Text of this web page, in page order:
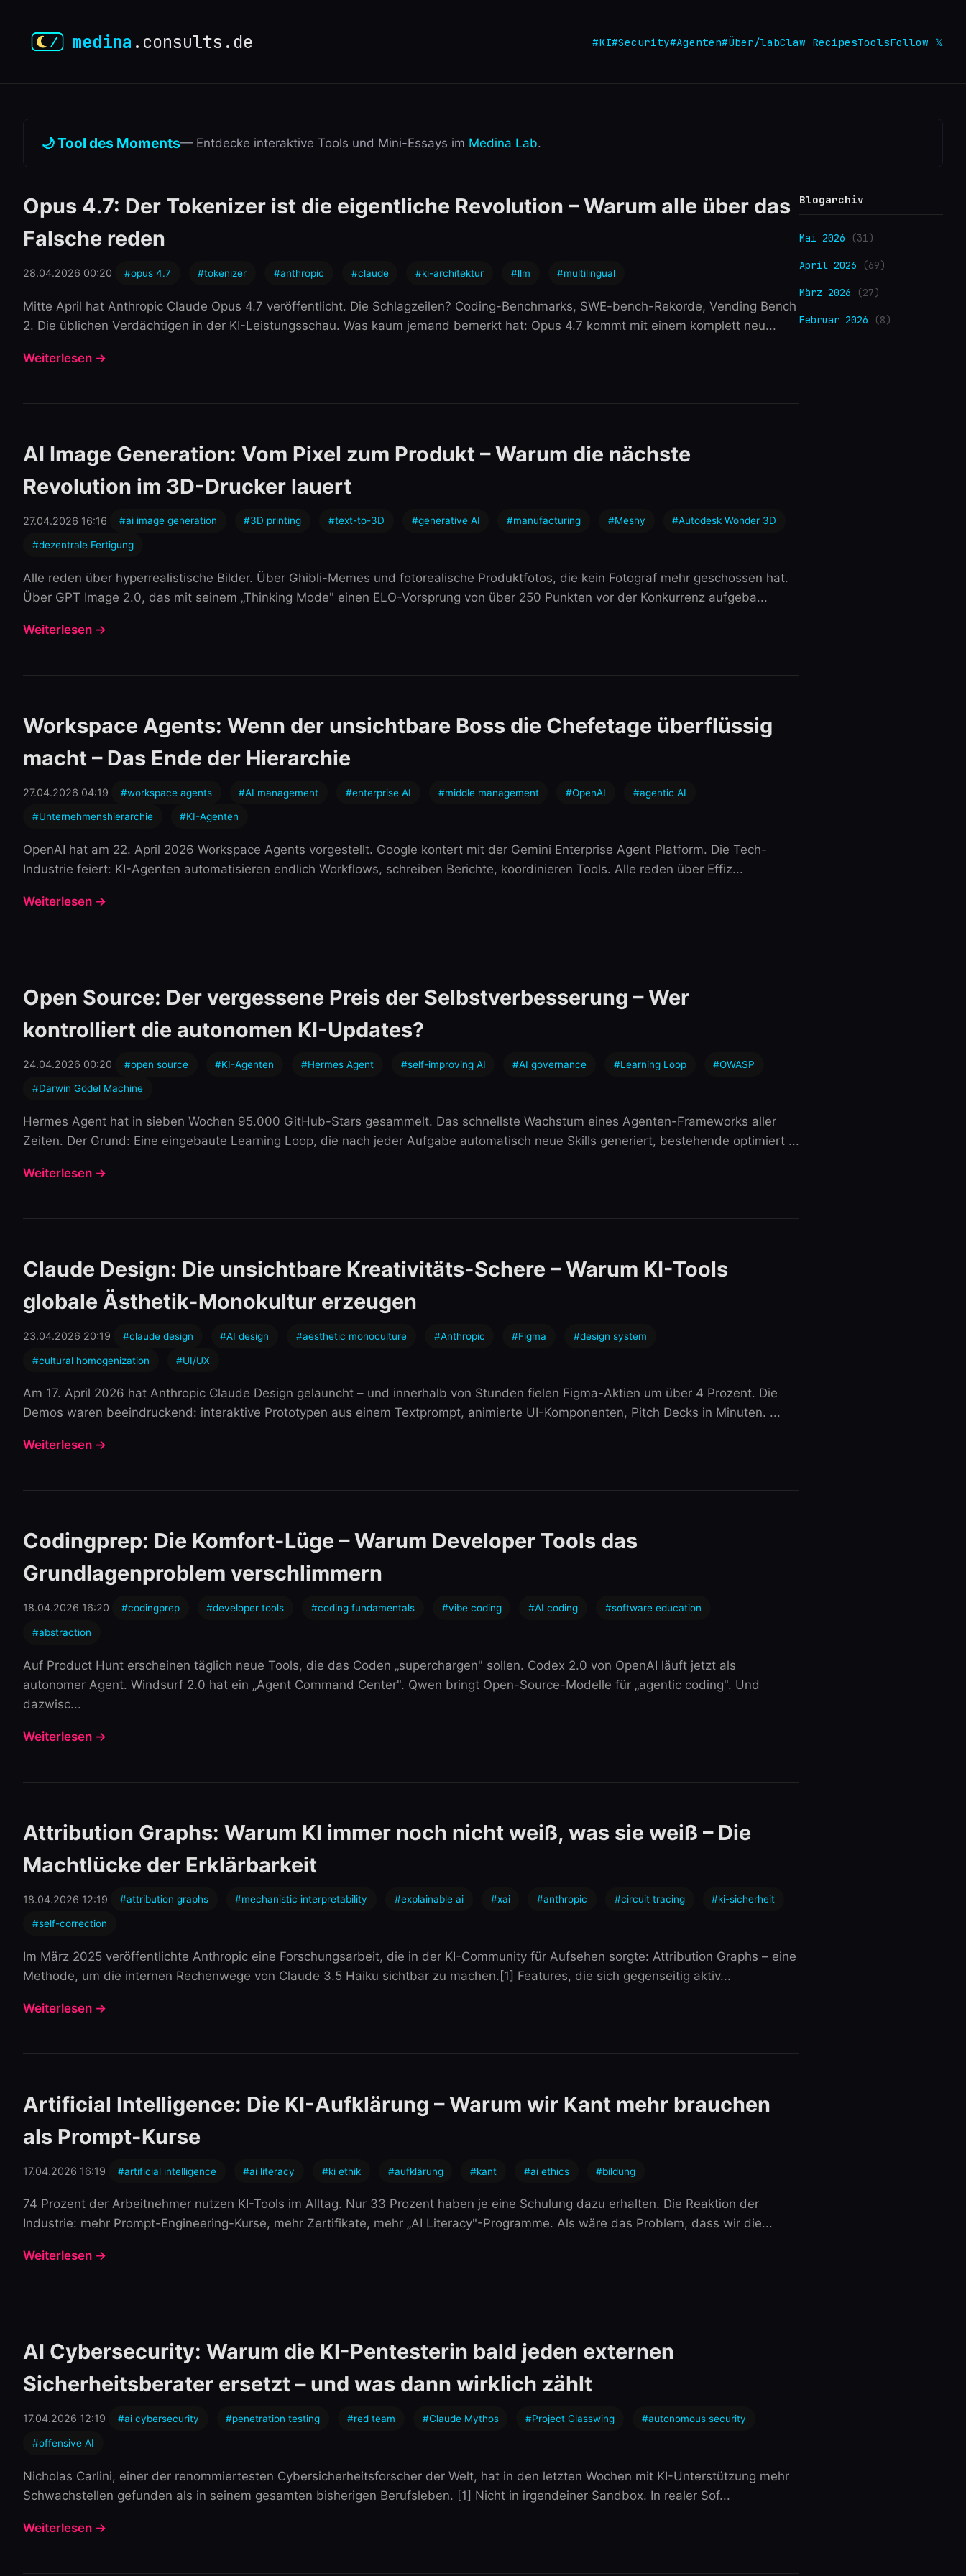
medina .consults.de #KI#Security#Agenten#Über/labClaw RecipesToolsFollow 𝕏
🌙 Tool des Moments— Entdecke interaktive Tools und Mini-Essays im Medina Lab.
Opus 4.7: Der Tokenizer ist die eigentliche Revolution – Warum alle über das
Falsche reden
28.04.2026 00:20 #opus 4.7 #tokenizer #anthropic #claude #ki-architektur #llm #multilingual
Mitte April hat Anthropic Claude Opus 4.7 veröffentlicht. Die Schlagzeilen? Coding-Benchmarks, SWE-bench-Rekorde, Vending Bench
2. Die üblichen Verdächtigen in der KI-Leistungsschau. Was kaum jemand bemerkt hat: Opus 4.7 kommt mit einem komplett neu...
Weiterlesen →
AI Image Generation: Vom Pixel zum Produkt – Warum die nächste
Revolution im 3D-Drucker lauert
27.04.2026 16:16 #ai image generation #3D printing #text-to-3D #generative AI #manufacturing #Meshy #Autodesk Wonder 3D
#dezentrale Fertigung
Alle reden über hyperrealistische Bilder. Über Ghibli-Memes und fotorealische Produktfotos, die kein Fotograf mehr geschossen hat.
Über GPT Image 2.0, das mit seinem „Thinking Mode" einen ELO-Vorsprung von über 250 Punkten vor der Konkurrenz aufgeba...
Weiterlesen →
Workspace Agents: Wenn der unsichtbare Boss die Chefetage überflüssig
macht – Das Ende der Hierarchie
27.04.2026 04:19 #workspace agents #AI management #enterprise AI #middle management #OpenAI #agentic AI
#Unternehmenshierarchie #KI-Agenten
OpenAI hat am 22. April 2026 Workspace Agents vorgestellt. Google kontert mit der Gemini Enterprise Agent Platform. Die Tech-
Industrie feiert: KI-Agenten automatisieren endlich Workflows, schreiben Berichte, koordinieren Tools. Alle reden über Effiz...
Weiterlesen →
Open Source: Der vergessene Preis der Selbstverbesserung – Wer
kontrolliert die autonomen KI-Updates?
24.04.2026 00:20 #open source #KI-Agenten #Hermes Agent #self-improving AI #AI governance #Learning Loop #OWASP
#Darwin Gödel Machine
Hermes Agent hat in sieben Wochen 95.000 GitHub-Stars gesammelt. Das schnellste Wachstum eines Agenten-Frameworks aller
Zeiten. Der Grund: Eine eingebaute Learning Loop, die nach jeder Aufgabe automatisch neue Skills generiert, bestehende optimiert ...
Weiterlesen →
Claude Design: Die unsichtbare Kreativitäts-Schere – Warum KI-Tools
globale Ästhetik-Monokultur erzeugen
23.04.2026 20:19 #claude design #AI design #aesthetic monoculture #Anthropic #Figma #design system
#cultural homogenization #UI/UX
Am 17. April 2026 hat Anthropic Claude Design gelauncht – und innerhalb von Stunden fielen Figma-Aktien um über 4 Prozent. Die
Demos waren beeindruckend: interaktive Prototypen aus einem Textprompt, animierte UI-Komponenten, Pitch Decks in Minuten. ...
Weiterlesen →
Codingprep: Die Komfort-Lüge – Warum Developer Tools das
Grundlagenproblem verschlimmern
18.04.2026 16:20 #codingprep #developer tools #coding fundamentals #vibe coding #AI coding #software education
#abstraction
Auf Product Hunt erscheinen täglich neue Tools, die das Coden „superchargen" sollen. Codex 2.0 von OpenAI läuft jetzt als
autonomer Agent. Windsurf 2.0 hat ein „Agent Command Center". Qwen bringt Open-Source-Modelle für „agentic coding". Und
dazwisc...
Weiterlesen →
Attribution Graphs: Warum KI immer noch nicht weiß, was sie weiß – Die
Machtlücke der Erklärbarkeit
18.04.2026 12:19 #attribution graphs #mechanistic interpretability #explainable ai #xai #anthropic #circuit tracing #ki-sicherheit
#self-correction
Im März 2025 veröffentlichte Anthropic eine Forschungsarbeit, die in der KI-Community für Aufsehen sorgte: Attribution Graphs – eine
Methode, um die internen Rechenwege von Claude 3.5 Haiku sichtbar zu machen.[1] Features, die sich gegenseitig aktiv...
Weiterlesen →
Artificial Intelligence: Die KI-Aufklärung – Warum wir Kant mehr brauchen
als Prompt-Kurse
17.04.2026 16:19 #artificial intelligence #ai literacy #ki ethik #aufklärung #kant #ai ethics #bildung
74 Prozent der Arbeitnehmer nutzen KI-Tools im Alltag. Nur 33 Prozent haben je eine Schulung dazu erhalten. Die Reaktion der
Industrie: mehr Prompt-Engineering-Kurse, mehr Zertifikate, mehr „AI Literacy"-Programme. Als wäre das Problem, dass wir die...
Weiterlesen →
AI Cybersecurity: Warum die KI-Pentesterin bald jeden externen
Sicherheitsberater ersetzt – und was dann wirklich zählt
17.04.2026 12:19 #ai cybersecurity #penetration testing #red team #Claude Mythos #Project Glasswing #autonomous security
#offensive AI
Nicholas Carlini, einer der renommiertesten Cybersicherheitsforscher der Welt, hat in den letzten Wochen mit KI-Unterstützung mehr
Schwachstellen gefunden als in seinem gesamten bisherigen Berufsleben. [1] Nicht in irgendeiner Sandbox. In realer Sof...
Weiterlesen →
Blogarchiv
Mai 2026 (31)
April 2026 (69)
März 2026 (27)
Februar 2026 (8)